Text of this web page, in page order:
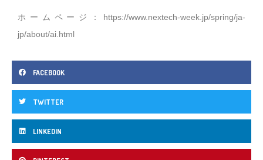
ホームページ： https://www.nextech-week.jp/spring/ja-
jp/about/ai.html
FACEBOOK
TWITTER
LINKEDIN